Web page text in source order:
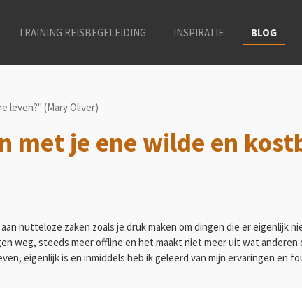
TRAINING REISBEGELEIDING INSPIRATIE BLOG
leven?" (Mary Oliver)
met je ene wilde en
nutteloze zaken zoals je druk maken om dingen die er eigenlijk
weg, steeds meer offline en het maakt niet meer uit wat anderen
eigenlijk is en inmiddels heb ik geleerd van mijn ervaringen en